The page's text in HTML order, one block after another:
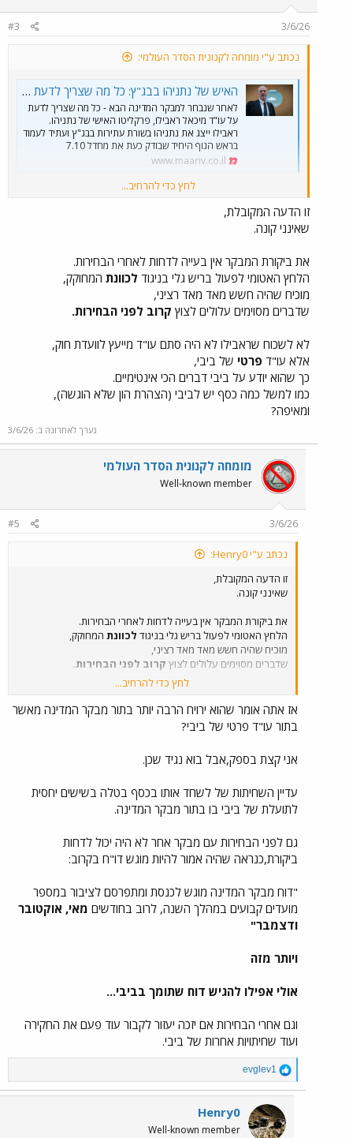
3/6/26
#3
נכתב ע"י מומחה לקנונית הסדר העולמי:
האיש של נתניהו בבג"ץ: כל מה שצריך לדעת על עו"ד מיכאל ראבילו
לאחר שנבחר למבקר המדינה הבא - כל מה שצריך לדעת
על עו"ד מיכאל ראבילו, פרקליטו האישי של נתניהו.
ראבילו ייצג את נתניהו בשורת עתירות בבג"ץ ועתיד לעמוד
בראש הגוף היחיד שבודק כעת את מחדל 7.10
www.maariv.co.il
בדיוק לפני הבחירות.
"יש לציין בהקשר זה, כי הגוף הכמעט יחידי שכרגע מנסה לערוך ביקורת
כלשהי במדינה על אירועי השבעה באוקטובר הוא משרד מבקר
המדינה."
לחץ כדי להרחיב...
זו הדעה המקובלת,
שאינני קונה.
את ביקורת המבקר אין בעייה לדחות לאחרי הבחירות.
הלחץ האטומי לפעול בריש גלי בניגוד לכוונת המחוקק,
מוכיח שהיה חשש מאד מאד רציני,
שדברים מסוימים עלולים לצוץ קרוב לפני הבחירות.
לא לשכוח שראבילו לא היה סתם עו"ד מייעץ לוועדת חוק,
אלא עו"ד פרטי של ביבי,
כך שהוא יודע על ביבי דברים הכי אינטימיים.
כמו למשל כמה כסף יש לביבי (הצהרת הון שלא הוגשה),
ומאיפה?
נערך לאחרונה ב: 3/6/26
מומחה לקנונית הסדר העולמי
Well-known member
3/6/26
#5
נכתב ע"י Henry0:
זו הדעה המקובלת,
שאינני קונה.
את ביקורת המבקר אין בעייה לדחות לאחרי הבחירות.
הלחץ האטומי לפעול בריש גלי בניגוד לכוונת המחוקק,
מוכיח שהיה חשש מאד מאד רציני,
שדברים מסוימים עלולים לצוץ קרוב לפני הבחירות.
לא לשכוח שראבילו לא היה סתם עו"ד מייעץ לוועדת חוק,
אלא עו"דפרטישל ביבי,
כך שהוא יודע על ביבי דברים הכי אינטימיים.
כמו למשל כמה כסף יש לביבי (הצהרת הון שלא הוגשה),
לחץ כדי להרחיב...
אז אתה אומר שהוא ירויח הרבה יותר בתור מבקר המדינה מאשר
בתור עו"ד פרטי של ביבי?
אני קצת בספק,אבל בוא נגיד שכן.
עדיין השחיתות של לשחד אותו בכסף בטלה בשישים יחסית
לתועלת של ביבי בו בתור מבקר המדינה.
גם לפני הבחירות עם מבקר אחר לא היה יכול לדחות
ביקורת,כנראה שהיה אמור להיות מוגש דו"ח בקרוב:
"דוח מבקר המדינה מוגש לכנסת ומתפרסם לציבור במספר
מועדים קבועים במהלך השנה, לרוב בחודשים מאי, אוקטובר
ודצמבר"
ויותר מזה
אולי אפילו להגיש דוח שתומך בביבי...
וגם אחרי הבחירות אם יזכה יעזור לקבור עוד פעם את החקירה
ועוד שחיתויות אחרות של ביבי.
R
e
a
c
t
i
evglev1
Henry0
Well-known member